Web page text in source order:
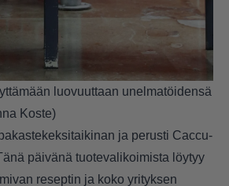
luovuuttaan unelmatöidensä
Koste)
ja perusti Caccu-
päivänä tuotevalikoimista löytyy
reseptin ja koko yrityksen